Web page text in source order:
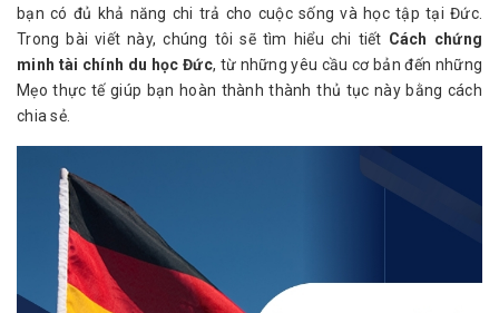
bạn có đủ khả năng chi trả cho cuộc sống và học tập tại Đức.
Trong bài viết này, chúng tôi sẽ tìm hiểu chi tiết Cách chứng
minh tài chính du học Đức, từ những yêu cầu cơ bản đến những
Mẹo thực tế giúp bạn hoàn thành thành thủ tục này bằng cách
chia sẻ.